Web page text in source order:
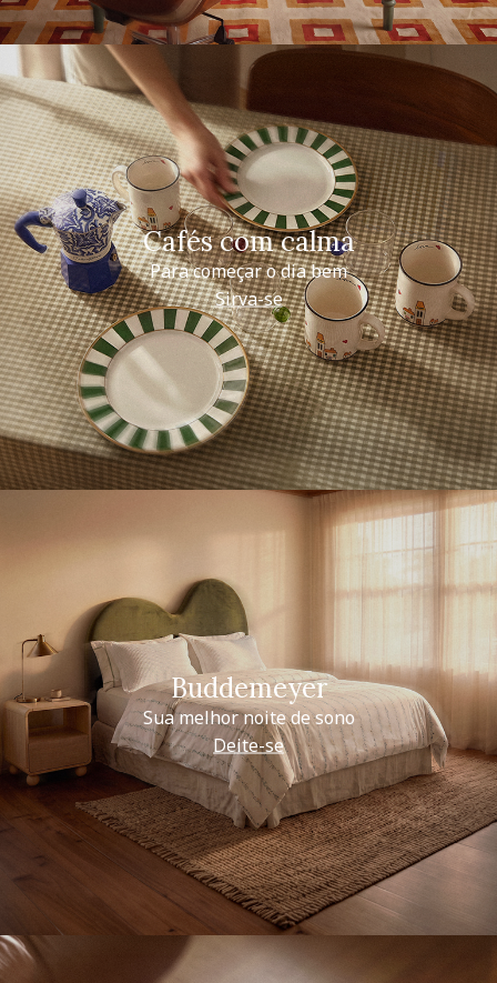
Cafés com calma
Para começar o dia bem
Sirva-se
Buddemeyer
Sua melhor noite de sono
Deite-se